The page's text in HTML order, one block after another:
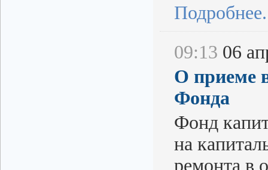
09:13 06
О приеме
Фонда
Фонд
на
ремонта в